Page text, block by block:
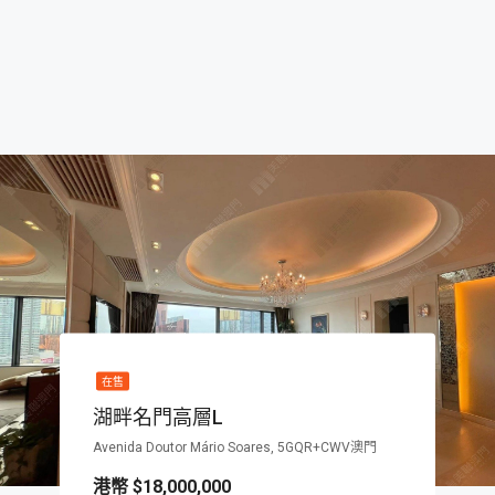
在售
湖畔名門高層L
Avenida Doutor Mário Soares, 5GQR+CWV澳門
$18,000,000